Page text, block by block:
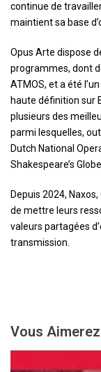
continue de
maintient sa base
Opus Arte dispose
programmes, dont
ATMOS, et a été
haute définition sur
plusieurs des
parmi lesquelles,
Dutch National
Shakespeare’s
Depuis 2024,
de mettre leurs
valeurs partagées
transmission.
Vous